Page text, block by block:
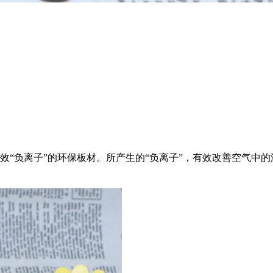
“负离子”的环保板材。所产生的“负离子”，有效改善空气中